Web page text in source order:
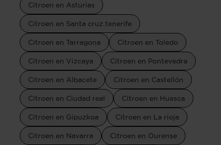
Citroen en Asturias
Citroen en Santa cruz tenerife
Citroen en Tarragona Citroen en Toledo
Citroen en Vizcaya Citroen en Pontevedra
Citroen en Albacete Citroen en Castellón
Citroen en Ciudad real Citroen en Huesca
Citroen en Gipuzkoa Citroen en La rioja
Citroen en Navarra Citroen en Ourense